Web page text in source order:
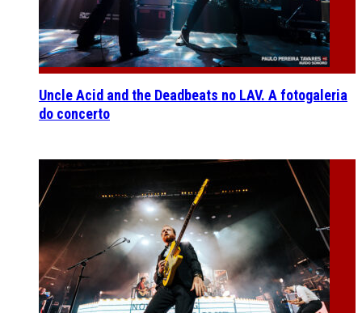
Uncle Acid and the Deadbeats no LAV. A fotogaleria
do concerto